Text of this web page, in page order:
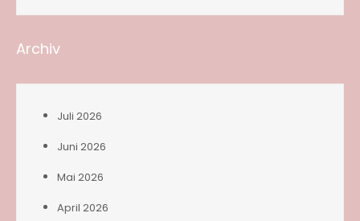
Archiv
Juli 2026
Juni 2026
Mai 2026
April 2026